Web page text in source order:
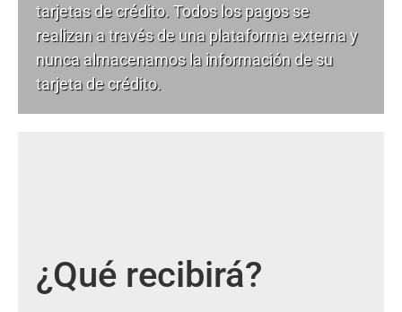
tarjetas de crédito. Todos los pagos se
realizan a través de una plataforma externa y
nunca almacenamos la información de su
tarjeta de crédito.
¿Qué recibirá?